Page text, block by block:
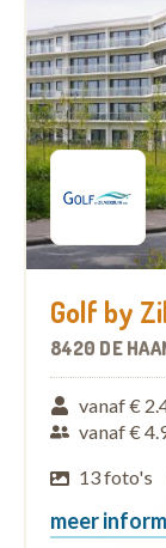
Golf by
8420 DE
vanaf €
vanaf €
13 foto's
meer